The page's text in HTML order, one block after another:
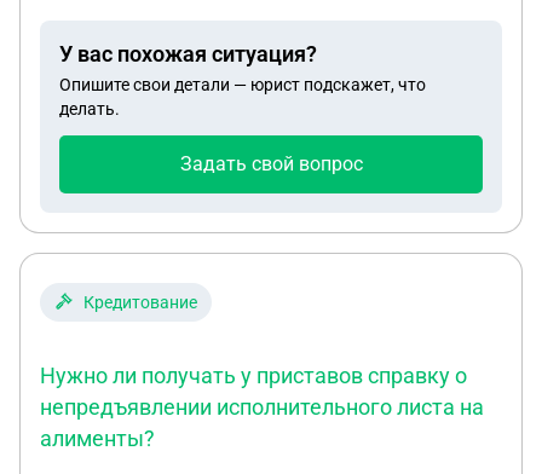
исполнительного листа или нет ? Могу ли я в
электронном виде скан отправить ему на работу
или как узнать приставов и отправить им? Если я
по почте письмом отправлю оригинал ,не уверена
,что это дойдет до организации
У вас похожая ситуация?
Опишите свои детали — юрист подскажет, что
делать.
Задать свой вопрос
Кредитование
Нужно ли получать у приставов справку о
непредъявлении исполнительного листа на
алименты?